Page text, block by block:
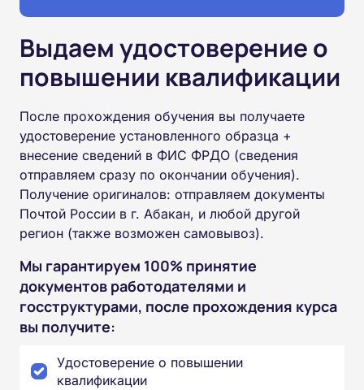
Выдаем удостоверение о
повышении квалификации
После прохождения обучения вы получаете
удостоверение установленного образца +
внесение сведений в ФИС ФРДО (сведения
отправляем сразу по окончании обучения).
Получение оригиналов: отправляем документы
Почтой России в г. Абакан, и любой другой
регион (также возможен самовывоз).
Мы гарантируем 100% принятие
документов работодателями и
госструктурами, после прохождения курса
вы получите:
Удостоверение о повышении
квалификации